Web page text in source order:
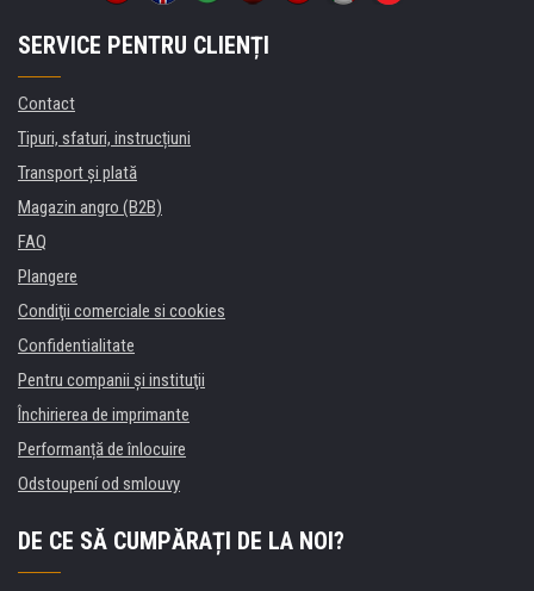
SERVICE PENTRU CLIENȚI
Contact
Tipuri, sfaturi, instrucțiuni
Transport şi plată
Magazin angro (B2B)
FAQ
Plangere
Condiţii comerciale si cookies
Confidentialitate
Pentru companii și instituţii
Închirierea de imprimante
Performanță de înlocuire
Odstoupení od smlouvy
DE CE SĂ CUMPĂRAȚI DE LA NOI?